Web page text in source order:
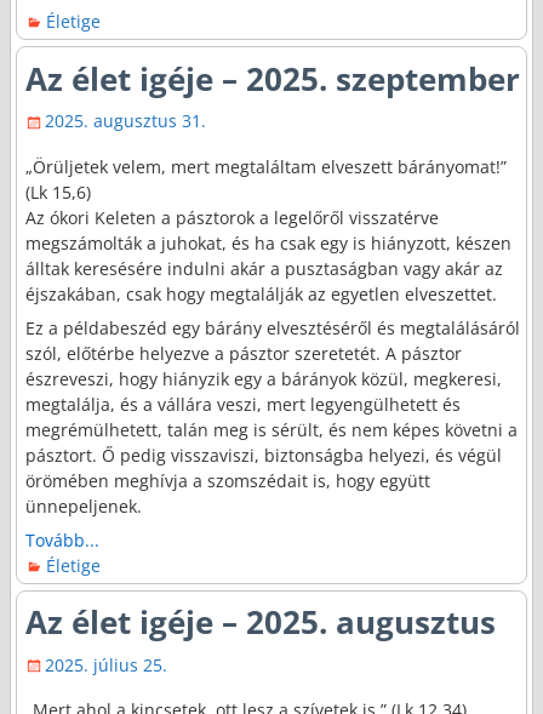
Életige
Az élet igéje – 2025. szeptember
2025. augusztus 31.
„Örüljetek velem, mert megtaláltam elveszett bárányomat!”
(Lk 15,6)
Az ókori Keleten a pásztorok a legelőről visszatérve
megszámolták a juhokat, és ha csak egy is hiányzott, készen
álltak keresésére indulni akár a pusztaságban vagy akár az
éjszakában, csak hogy megtalálják az egyetlen elveszettet.
Ez a példabeszéd egy bárány elvesztéséről és megtalálásáról
szól, előtérbe helyezve a pásztor szeretetét. A pásztor
észreveszi, hogy hiányzik egy a bárányok közül, megkeresi,
megtalálja, és a vállára veszi, mert legyengülhetett és
megrémülhetett, talán meg is sérült, és nem képes követni a
pásztort. Ő pedig visszaviszi, biztonságba helyezi, és végül
örömében meghívja a szomszédait is, hogy együtt
ünnepeljenek.
Tovább...
Életige
Az élet igéje – 2025. augusztus
2025. július 25.